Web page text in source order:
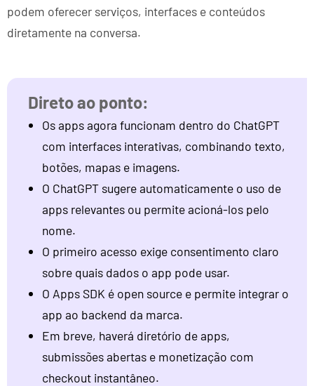
podem oferecer serviços, interfaces e conteúdos
diretamente na conversa.
Os apps agora funcionam dentro do ChatGPT
com interfaces interativas, combinando texto,
botões, mapas e imagens.
O ChatGPT sugere automaticamente o uso de
apps relevantes ou permite acioná-los pelo
nome.
O primeiro acesso exige consentimento claro
sobre quais dados o app pode usar.
O Apps SDK é open source e permite integrar o
app ao backend da marca.
Em breve, haverá diretório de apps,
submissões abertas e monetização com
checkout instantâneo.